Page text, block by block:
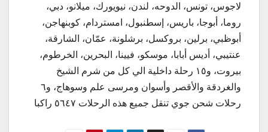
لاجوس، تونس، الدوحه، لندن، نيويورك، ميلانو، دبي،
روما، أبوجا، باريس، إسطنبول، امستردام، كوبنهاجن،
أبوظبي، برلين، بروكسل، برشلونة، عمّان، الشارقة،
عنتيبي، أديس أبابا، موسكو، فيينا، البحرين، الخرطوم،
بيروت، و١٥ رحلة داخلية الي كل من شرم الشيخ
والغردقة والأقصر وأسوان ومرسى علم وسوهاج، و٦
رحلات شحن جوي تنقل جميع هذه الرحلات ٥٦٤٧ راكبا